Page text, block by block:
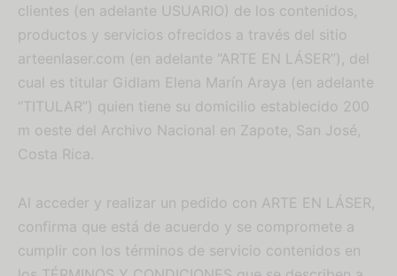
clientes (en adelante USUARIO) de los contenidos,
productos y servicios ofrecidos a través del sitio
arteenlaser.com (en adelante “ARTE EN LÁSER”), del
cual es titular Gidlam Elena Marín Araya (en adelante
“TITULAR”) quien tiene su domicilio establecido 200
m oeste del Archivo Nacional en Zapote, San José,
Costa Rica.
Al acceder y realizar un pedido con ARTE EN LÁSER,
confirma que está de acuerdo y se compromete a
cumplir con los términos de servicio contenidos en